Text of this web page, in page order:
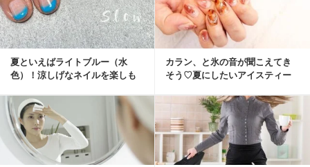
夏といえばライトブルー（水
色）！涼しげなネイルを楽しも
カラン、と氷の音が聞こえてき
そう♡夏にしたいアイスティー